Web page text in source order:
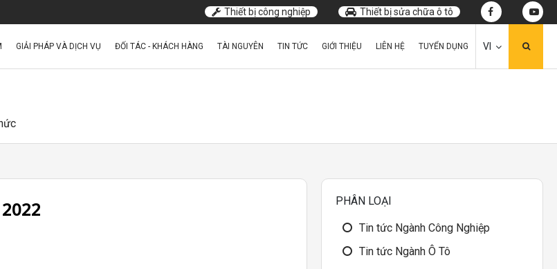
Thiết bị công nghiệp Thiết bị sửa chữa ô tô
GIẢI PHÁP VÀ DỊCH VỤ ĐỐI TÁC - KHÁCH HÀNG TÀI NGUYÊN TIN TỨC GIỚI THIỆU LIÊN HỆ TUYỂN DỤNG VI
PHÂN LOẠI
Tin tức Ngành Công Nghiệp
Tin tức Ngành Ô Tô